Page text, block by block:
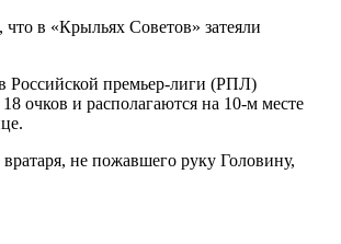
, что в «Крыльях Советов» затеяли
Российской премьер-лиги (РПЛ)
очков и располагаются на 10-м месте
вратаря, не пожавшего руку Головину,